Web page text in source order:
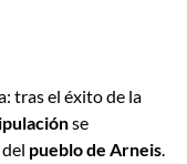
tras el éxito de la
se
pueblo de Arneis.